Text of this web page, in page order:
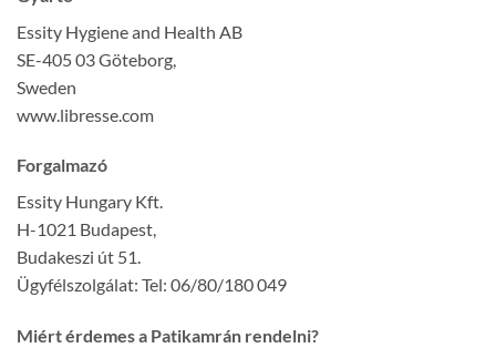
Essity Hygiene and Health AB
SE-405 03 Göteborg,
Sweden
www.libresse.com
Forgalmazó
Essity Hungary Kft.
H-1021 Budapest,
Budakeszi út 51.
Ügyfélszolgálat: Tel: 06/80/180 049
Miért érdemes a Patikamrán rendelni?